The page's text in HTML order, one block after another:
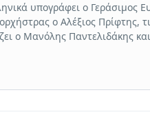
υπογράφει ο Γεράσιμος
ο Αλέξιος Πρίφτης,
ο Μανόλης Παντελιδάκης